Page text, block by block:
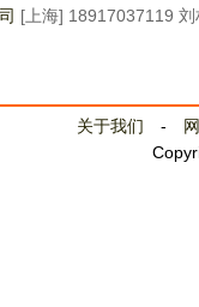
[上海] 18917037119 刘
关于我们 -